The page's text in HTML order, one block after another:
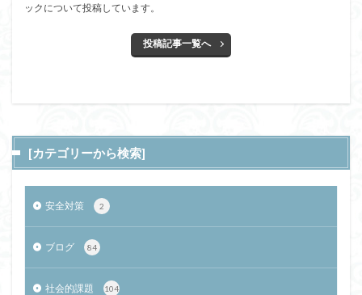
ックについて投稿しています。
投稿記事一覧へ
[カテゴリーから検索]
安全対策 2
ブログ 84
社会的課題 104